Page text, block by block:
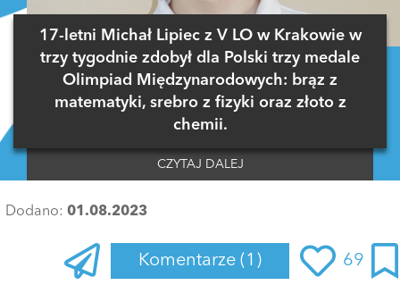
17-letni Michał Lipiec z V LO w Krakowie w
trzy tygodnie zdobył dla Polski trzy medale
Olimpiad Międzynarodowych: brąz z
matematyki, srebro z fizyki oraz złoto z
chemii.
CZYTAJ DALEJ
Dodano: 01.08.2023
Komentarze (1) 69